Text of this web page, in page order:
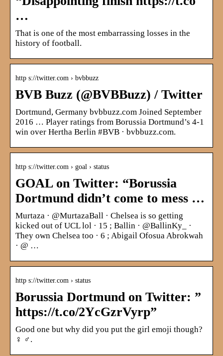
…
That is one of the most embarrassing losses in the
history of football.
http s://twitter.com › bvbbuzz
BVB Buzz (@BVBBuzz) / Twitter
Dortmund, Germany bvbbuzz.com Joined September
2016 … Player ratings from Borussia Dortmund’s 4-1
win over Hertha Berlin #BVB · bvbbuzz.com.
http s://twitter.com › goal › status
GOAL on Twitter: “Borussia
Dortmund didn’t come to mess …
Murtaza · @MurtazaBall · Chelsea is so getting
kicked out of UCL lol · 15 ; Ballin · @BallinKy_ ·
They own Chelsea too · 6 ; Abigail Ofosua Abrokwah
· @ …
http s://twitter.com › status
Borussia Dortmund on Twitter: ”
https://t.co/2YcGzrVyrp”
Good one but why did you put the girl emoji though?
‍♀️ ‍♂️.